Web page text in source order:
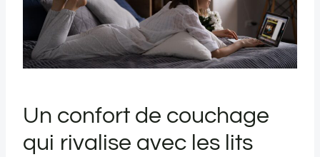
Un confort de couchage
qui rivalise avec les lits